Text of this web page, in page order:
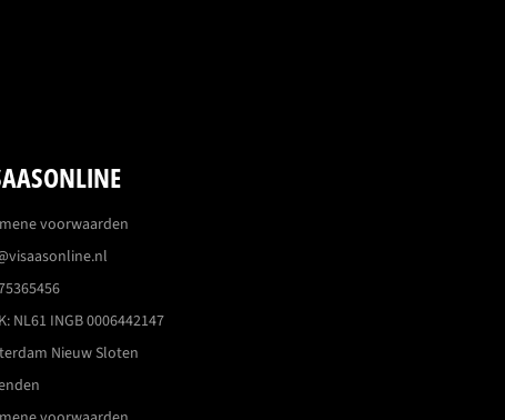
voorwaarden
NL61 INGB 0006442147
Nieuw Sloten